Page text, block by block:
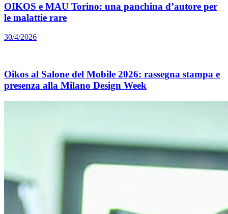
OIKOS e MAU Torino: una panchina d’autore per
le malattie rare
30/4/2026
Oikos al Salone del Mobile 2026: rassegna stampa e
presenza alla Milano Design Week